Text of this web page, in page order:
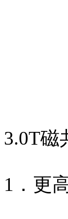
3.0T磁
1．更